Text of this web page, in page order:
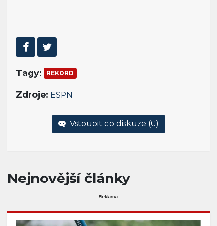
Tagy: REKORD
Zdroje: ESPN
Vstoupit do diskuze (0)
Nejnovější články